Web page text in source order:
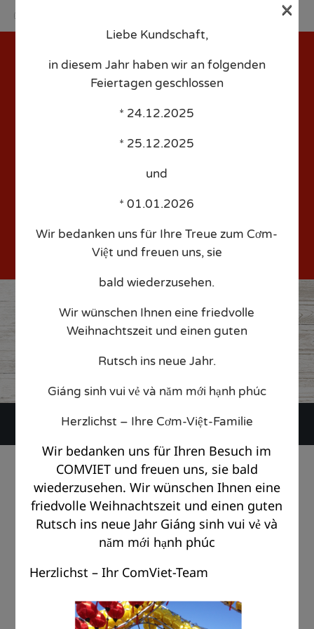
Boldt – Date: 2025/07/18
– Time: 18:00 – People: 4
15. July 2025
© Copyright Com Viet Berlin 2018 |Impressum|Datenschutz
Liebe Kundschaft,
in diesem Jahr haben wir an folgenden
Feiertagen geschlossen
* 24.12.2025
* 25.12.2025
und
* 01.01.2026
Wir bedanken uns für Ihre Treue zum Cơm-
Việt und freuen uns, sie
bald wiederzusehen.
Wir wünschen Ihnen eine friedvolle
Weihnachtszeit und einen guten
Rutsch ins neue Jahr.
Giáng sinh vui vẻ và năm mới hạnh phúc
Herzlichst – Ihre Cơm-Việt-Familie
Wir bedanken uns für Ihren Besuch im
COMVIET und freuen uns, sie bald
wiederzusehen. Wir wünschen Ihnen eine
friedvolle Weihnachtszeit und einen guten
Rutsch ins neue Jahr Giáng sinh vui vẻ và
năm mới hạnh phúc
Herzlichst – Ihr ComViet-Team
×